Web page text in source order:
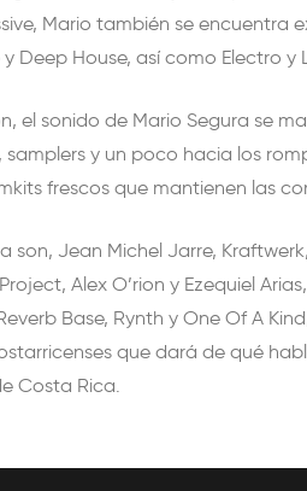
Mario también se encuentra
Deep House, así como Electro y
el sonido de Mario Segura se
y un poco hacia los
frescos que mantienen las
son, Jean Michel Jarre,
Alex O’rion y Ezequiel
Base, Rynth y One Of A
que dará de qué
Costa Rica.